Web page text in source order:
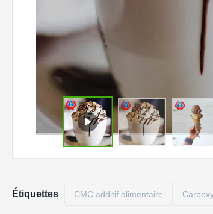
Étiquettes CMC additif alimentaire